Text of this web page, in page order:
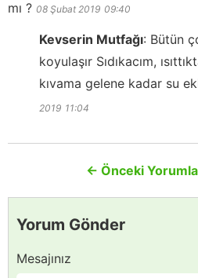
mı ? 08 Şubat 2019 09:40
Kevserin Mutfağı: Bütün
koyulaşır Sıdıkacım,
kıvama gelene kadar su
2019 11:04
← Önceki
Yorum Gönder
Mesajınız